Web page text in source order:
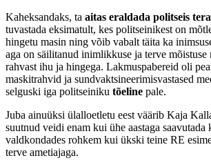
Kaheksandaks, ta aitas eraldada politseis
tuvastada eksimatult, kes politseinikest on
hingetu masin ning võib vabalt täita ka
aga on säilitanud inimlikkuse ja terve mõistuse
rahvast ihu ja hingega. Lakmuspabereid oli
maskitrahvid ja sundvaktsineerimisvastased
selguski iga politseiniku tõeline pale.
Juba ainuüksi ülalloetletu eest väärib Kaja
suutnud veidi enam kui ühe aastaga
valdkondades rohkem kui ükski teine RE
terve ametiajaga.